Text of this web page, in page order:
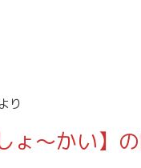
り
～かい】